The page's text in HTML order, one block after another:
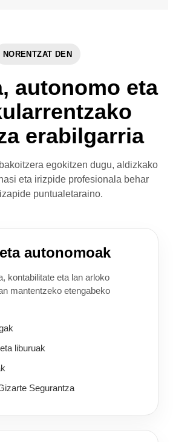
NORENTZAT DEN
autonomo eta
erabilgarria
egokitzen dugu, aldizkako
eta irizpide profesionala behar
puntualetaraino.
autonomoak
kontabilitate eta lan arloko
mantentzeko etengabeko
liburuak
Segurantza